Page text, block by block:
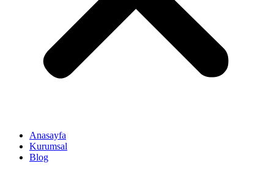
Anasayfa
Kurumsal
Blog